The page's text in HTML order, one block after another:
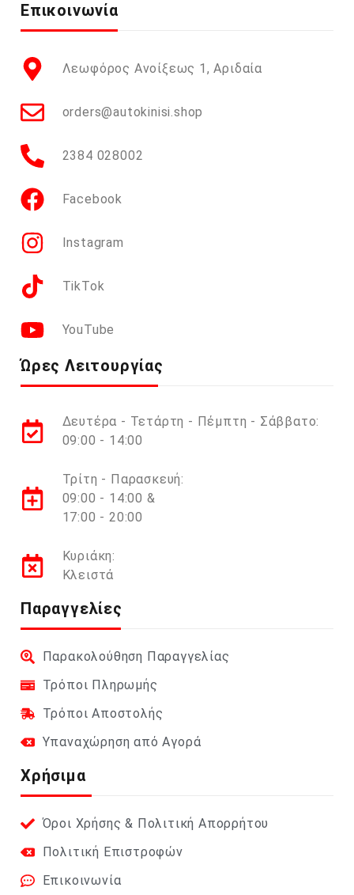
Επικοινωνία
Λεωφόρος Ανοίξεως 1, Αριδαία
orders@autokinisi.shop
2384 028002
Facebook
Instagram
TikTok
YouTube
Ώρες Λειτουργίας
Δευτέρα - Τετάρτη - Πέμπτη - Σάββατο:
09:00 - 14:00
Τρίτη - Παρασκευή:
09:00 - 14:00 &
17:00 - 20:00
Κυριάκη:
Κλειστά
Παραγγελίες
Παρακολούθηση Παραγγελίας
Τρόποι Πληρωμής
Τρόποι Αποστολής
Υπαναχώρηση από Αγορά
Χρήσιμα
Όροι Χρήσης & Πολιτική Απορρήτου
Πολιτική Επιστροφών
Επικοινωνία